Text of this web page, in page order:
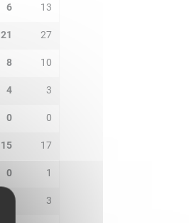
6 13
21 27
8 10
4 3
0 0
15 17
0 1
3